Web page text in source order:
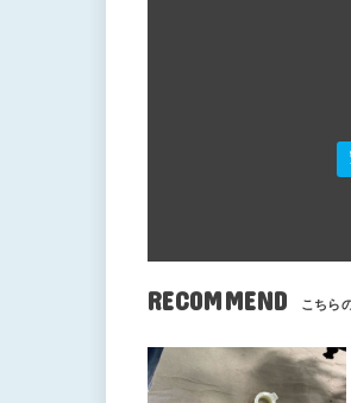
RECOMMEND